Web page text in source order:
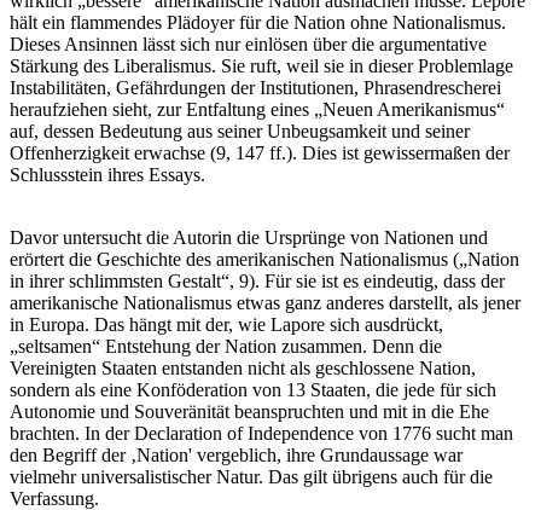
hält ein flammendes Plädoyer für die Nation ohne Nationalismus.
Dieses Ansinnen lässt sich nur einlösen über die argumentative
Stärkung des Liberalismus. Sie ruft, weil sie in dieser Problemlage
Instabilitäten, Gefährdungen der Institutionen, Phrasendrescherei
heraufziehen sieht, zur Entfaltung eines „Neuen Amerikanismus“
auf, dessen Bedeutung aus seiner Unbeugsamkeit und seiner
Offenherzigkeit erwachse (9, 147 ff.). Dies ist gewissermaßen der
Schlussstein ihres Essays.
Davor untersucht die Autorin die Ursprünge von Nationen und
erörtert die Geschichte des amerikanischen Nationalismus („Nation
in ihrer schlimmsten Gestalt“, 9). Für sie ist es eindeutig, dass der
amerikanische Nationalismus etwas ganz anderes darstellt, als jener
in Europa. Das hängt mit der, wie Lapore sich ausdrückt,
„seltsamen“ Entstehung der Nation zusammen. Denn die
Vereinigten Staaten entstanden nicht als geschlossene Nation,
sondern als eine Konföderation von 13 Staaten, die jede für sich
Autonomie und Souveränität beanspruchten und mit in die Ehe
brachten. In der Declaration of Independence von 1776 sucht man
den Begriff der ‚Nation' vergeblich, ihre Grundaussage war
vielmehr universalistischer Natur. Das gilt übrigens auch für die
Verfassung.